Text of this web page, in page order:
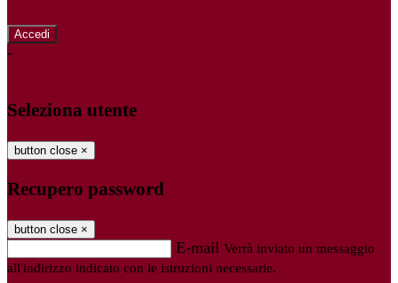
-
Seleziona utente
button close ×
Recupero password
button close ×
E-mail Verrà inviato un messaggio
all'indirizzo indicato con le istruzioni necessarie.